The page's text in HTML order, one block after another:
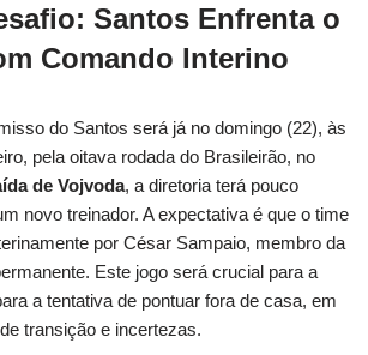
Santos Enfrenta o
Comando Interino
do Santos será já no domingo (22), às
pela oitava rodada do Brasileirão, no
de Vojvoda, a diretoria terá pouco
novo treinador. A expectativa é que o time
por César Sampaio, membro da
Este jogo será crucial para a
a tentativa de pontuar fora de casa, em
transição e incertezas.